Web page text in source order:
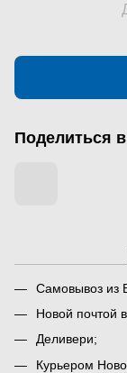
Поделиться
Самовывоз из
Новой почтой
Деливери;
Курьером